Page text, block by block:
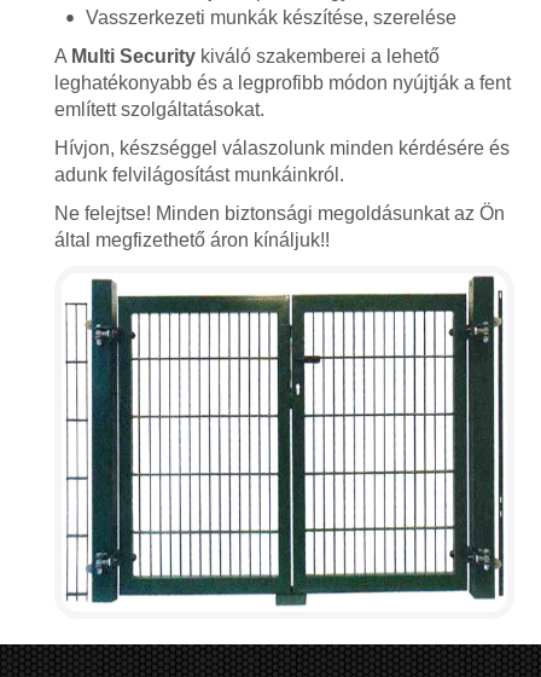
Vasszerkezeti munkák készítése, szerelése
A Multi Securitykiváló szakemberei a lehető
leghatékonyabb és a legprofibb módon nyújtják a fent
említett szolgáltatásokat.
Hívjon, készséggel válaszolunk minden kérdésére és
adunk felvilágosítást munkáinkról.
Ne felejtse! Minden biztonsági megoldásunkat az Ön
által megfizethető áron kínáljuk!!